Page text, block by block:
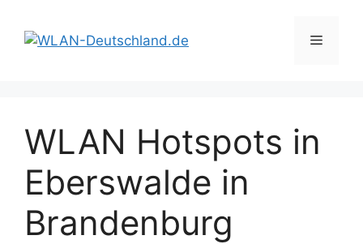
Inhalt
springen
Menü
WLAN Hotspots in
Eberswalde in
Brandenburg